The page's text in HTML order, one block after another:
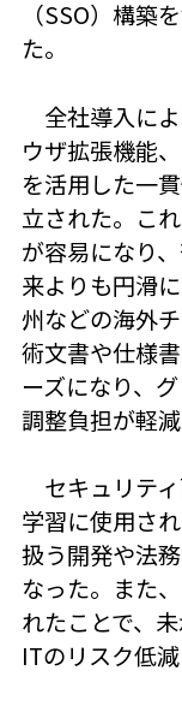
（SSO）構築
た。
全社導入に
ウザ拡張機能
を活用した一
立された。こ
が容易になり
来よりも円滑
州などの海外
術文書や仕様
ーズになり、
調整負担が軽減
セキュリテ
学習に使用さ
扱う開発や法
なった。また
れたことで、
ITのリスク低